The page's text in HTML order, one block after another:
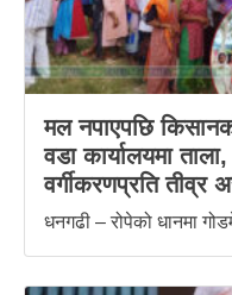
मल नपाएपछि
वडा कार्यालयमा
वर्गीकरणप्रति तीव्र
धनगढी – रोपेको धानमा